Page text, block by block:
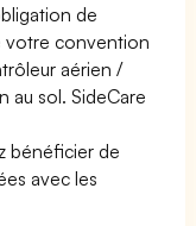
de
votre convention
aérien /
au sol. SideCare
bénéficier de
avec les